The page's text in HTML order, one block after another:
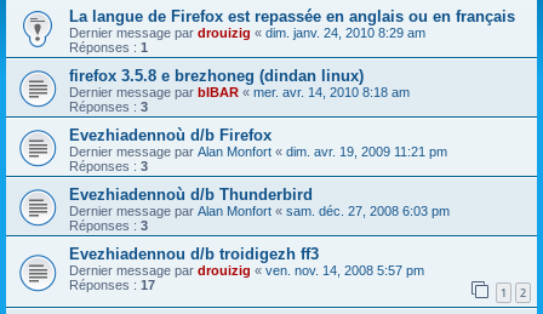
La langue de Firefox est repassée en anglais ou en français
Dernier message par drouizig « dim. janv. 24, 2010 8:29 am
Réponses : 1
firefox 3.5.8 e brezhoneg (dindan linux)
Dernier message par bIBAR « mer. avr. 14, 2010 8:18 am
Réponses : 3
Evezhiadennoù d/b Firefox
Dernier message par Alan Monfort « dim. avr. 19, 2009 11:21 pm
Réponses : 3
Evezhiadennoù d/b Thunderbird
Dernier message par Alan Monfort « sam. déc. 27, 2008 6:03 pm
Réponses : 3
Evezhiadennou d/b troidigezh ff3
Dernier message par drouizig « ven. nov. 14, 2008 5:57 pm
Réponses : 17 1 2